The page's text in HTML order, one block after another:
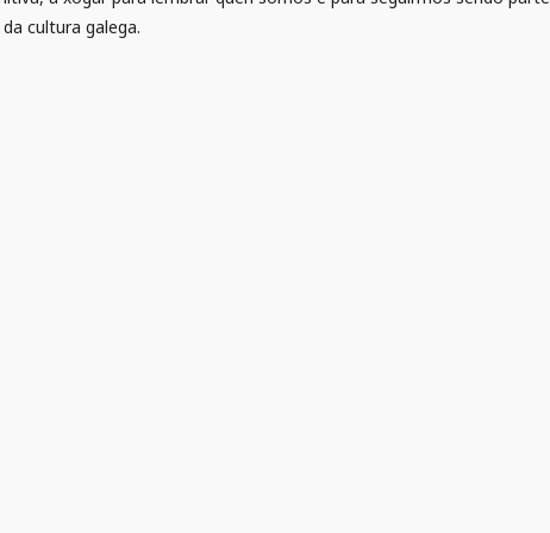
cultura galega.